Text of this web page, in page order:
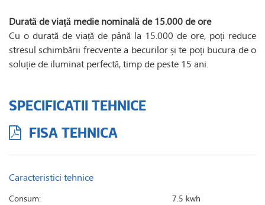
Durată de viață medie nominală de 15.000 de ore
Cu o durată de viață de până la 15.000 de ore, poți reduce
stresul schimbării frecvente a becurilor și te poți bucura de o
soluție de iluminat perfectă, timp de peste 15 ani.
SPECIFICATII TEHNICE
FISA TEHNICA
Caracteristici tehnice
Consum:
7.5 kwh